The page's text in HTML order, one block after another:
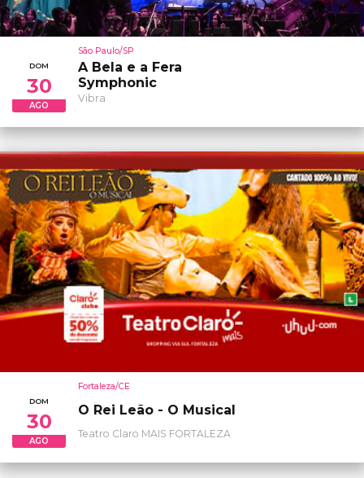
DOM
30
AGO
São Paulo/SP
A Bela e a Fera
Symphonic
Vibra
DOM
30
AGO
Fortaleza/CE
O Rei Leão - O Musical
Teatro Claro MAIS FORTALEZA